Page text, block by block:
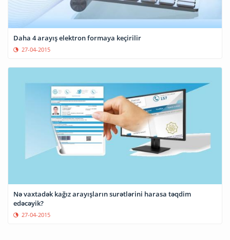
Daha 4 arayış elektron formaya keçirilir
27-04-2015
Nə vaxtadək kağız arayışların surətlərini harasa təqdim
edəcəyik?
27-04-2015